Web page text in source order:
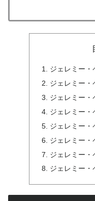
ジェレミー・
ジェレミー・
ジェレミー・
ジェレミー・
ジェレミー・
ジェレミー・
ジェレミー・
ジェレミー・